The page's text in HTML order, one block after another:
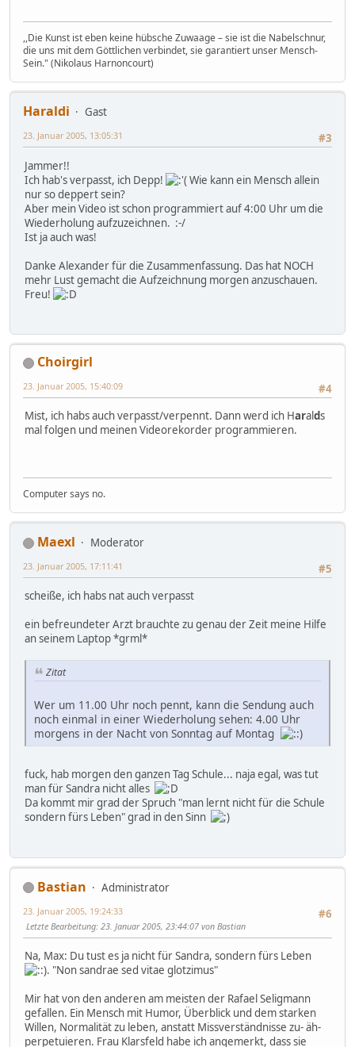
,,Die Kunst ist eben keine hübsche Zuwaage – sie ist die Nabelschnur,
die uns mit dem Göttlichen verbindet, sie garantiert unser Mensch-
Sein." (Nikolaus Harnoncourt)
Haraldi
Gast
#3
23. Januar 2005, 13:05:31
Jammer!!
Ich hab's verpasst, ich Depp!
Wie kann ein Mensch allein
nur so deppert sein?
Aber mein Video ist schon programmiert auf 4:00 Uhr um die
Wiederholung aufzuzeichnen. :-/
Ist ja auch was!
Danke Alexander für die Zusammenfassung. Das hat NOCH
mehr Lust gemacht die Aufzeichnung morgen anzuschauen.
Freu!
Choirgirl
#4
23. Januar 2005, 15:40:09
Mist, ich habs auch verpasst/verpennt. Dann werd ich Haralds
mal folgen und meinen Videorekorder programmieren.
Computer says no.
Maexl
Moderator
#5
23. Januar 2005, 17:11:41
scheiße, ich habs nat auch verpasst
ein befreundeter Arzt brauchte zu genau der Zeit meine Hilfe
an seinem Laptop *grml*
Zitat
Wer um 11.00 Uhr noch pennt, kann die Sendung auch
noch einmal in einer Wiederholung sehen: 4.00 Uhr
morgens in der Nacht von Sonntag auf Montag
fuck, hab morgen den ganzen Tag Schule... naja egal, was tut
man für Sandra nicht alles
Da kommt mir grad der Spruch "man lernt nicht für die Schule
sondern fürs Leben" grad in den Sinn
Bastian
Administrator
#6
23. Januar 2005, 19:24:33
Letzte Bearbeitung: 23. Januar 2005, 23:44:07 von Bastian
Na, Max: Du tust es ja nicht für Sandra, sondern fürs Leben
. "Non sandrae sed vitae glotzimus"
Mir hat von den anderen am meisten der Rafael Seligmann
gefallen. Ein Mensch mit Humor, Überblick und dem starken
Willen, Normalität zu leben, anstatt Missverständnisse zu- äh-
perpetuieren. Frau Klarsfeld habe ich angemerkt, dass sie